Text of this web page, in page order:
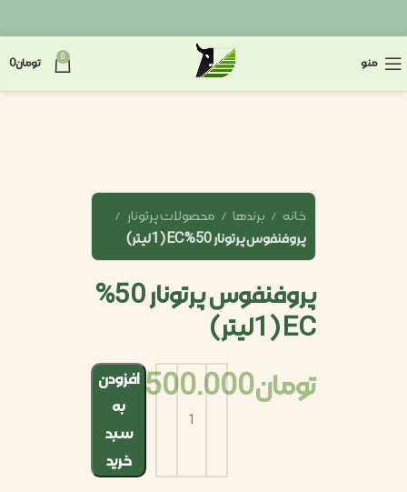
منو 0 تومان0
خانه برندها
محصولات پرتونار
پروفنفوس پرتونار 50% EC (1لیتر)
پروفنفوس پرتونار 50%
EC (1لیتر)
تومان2.500.000افزودن
به
سبد
خرید